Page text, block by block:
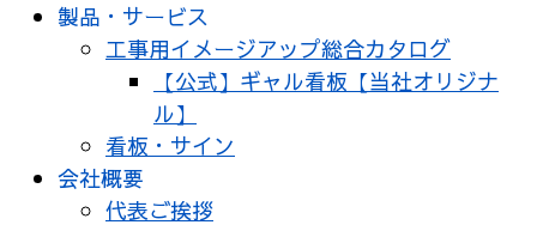
製品・サービス
工事用イメージアップ総合カタログ
【公式】ギャル看板【当社オリジナ
ル】
看板・サイン
会社概要
代表ご挨拶